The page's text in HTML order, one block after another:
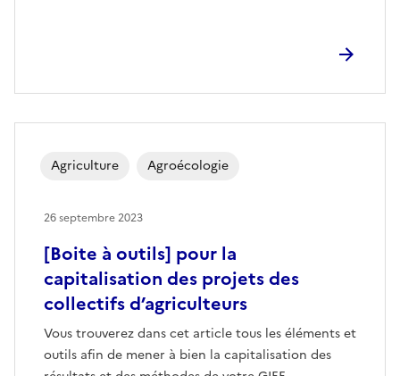
[Boite à outils] pour la
capitalisation des projets des
collectifs d’agriculteurs
Vous trouverez dans cet article tous les éléments et
outils afin de mener à bien la capitalisation des
Agriculture Agroécologie
26 septembre 2023